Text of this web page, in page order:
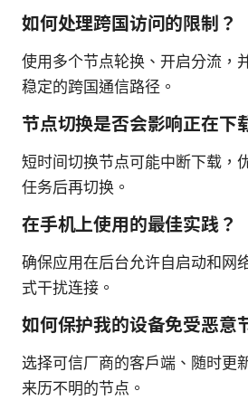
如何处理跨国访问的限制？
使用多个节点轮换、开启分流，
稳定的跨国通信路径。
节点切换是否会影响正在下
短时间切换节点可能中断下载，
任务后再切换。
在手机上使用的最佳实践？
确保应用在后台允许自启动和网
式干扰连接。
如何保护我的设备免受恶意
选择可信厂商的客户端、随时更
来历不明的节点。